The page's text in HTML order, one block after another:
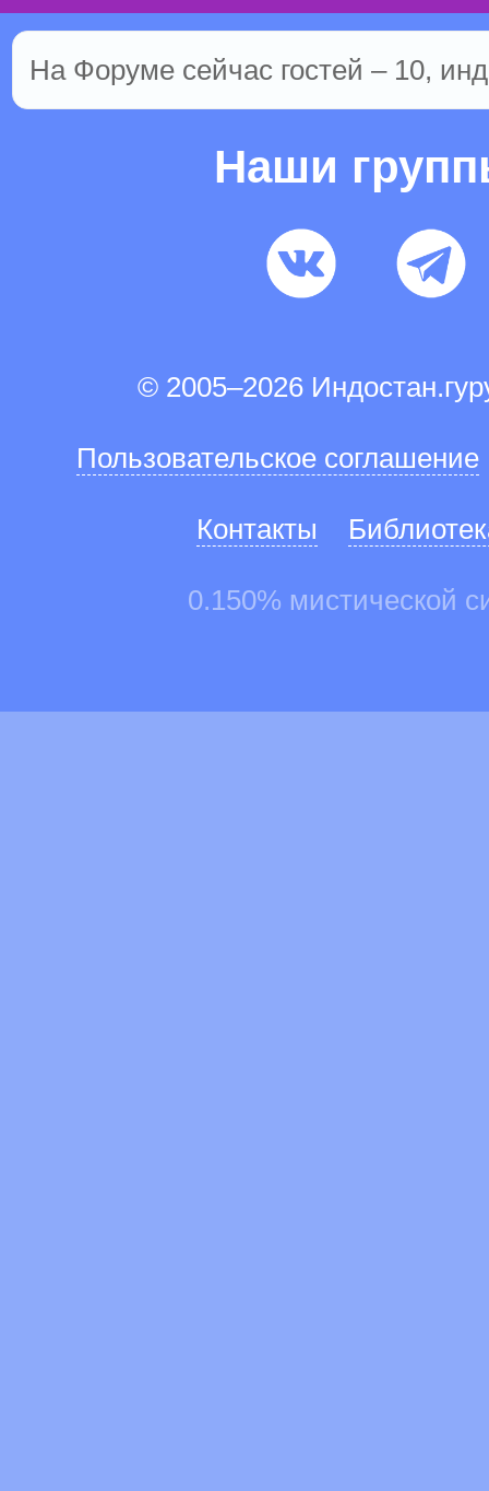
На Форуме сейчас гостей – 10,
Наши
© 2005–2026
Пользовательское соглашение
Контакты
0.150% мистической